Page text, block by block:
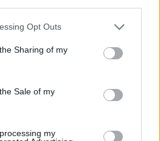
Opt Outs
Sharing of my
Sale of my
my
Εβδομαδιαία άνοδος
τις αρχές του έτους
Πού βρίσκεται η
μετάβαση